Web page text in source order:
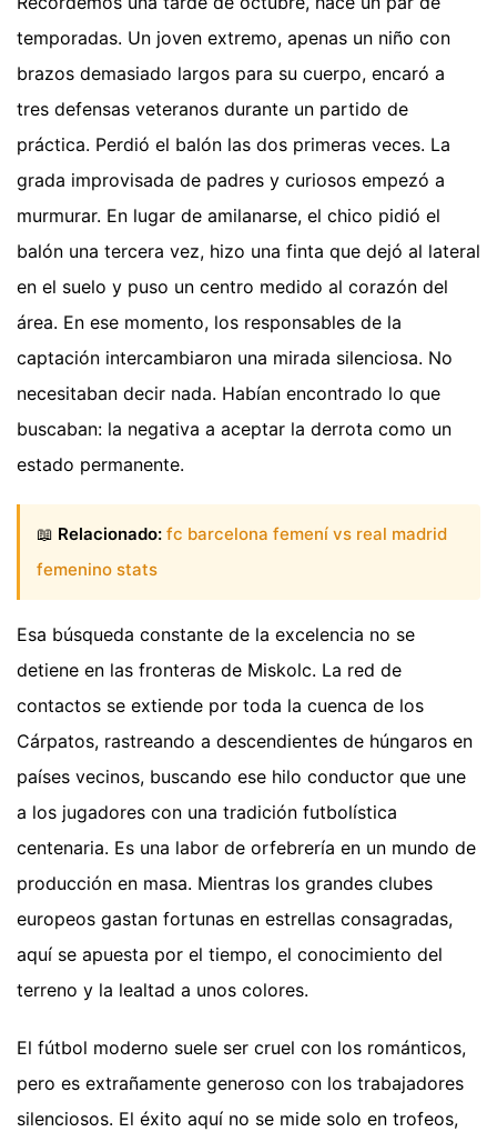
temporadas. Un joven extremo, apenas un niño con
brazos demasiado largos para su cuerpo, encaró a
tres defensas veteranos durante un partido de
práctica. Perdió el balón las dos primeras veces. La
grada improvisada de padres y curiosos empezó a
murmurar. En lugar de amilanarse, el chico pidió el
balón una tercera vez, hizo una finta que dejó al lateral
en el suelo y puso un centro medido al corazón del
área. En ese momento, los responsables de la
captación intercambiaron una mirada silenciosa. No
necesitaban decir nada. Habían encontrado lo que
buscaban: la negativa a aceptar la derrota como un
estado permanente.
📖 Relacionado: fc barcelona femení vs real madrid
femenino stats
Esa búsqueda constante de la excelencia no se
detiene en las fronteras de Miskolc. La red de
contactos se extiende por toda la cuenca de los
Cárpatos, rastreando a descendientes de húngaros en
países vecinos, buscando ese hilo conductor que une
a los jugadores con una tradición futbolística
centenaria. Es una labor de orfebrería en un mundo de
producción en masa. Mientras los grandes clubes
europeos gastan fortunas en estrellas consagradas,
aquí se apuesta por el tiempo, el conocimiento del
terreno y la lealtad a unos colores.
El fútbol moderno suele ser cruel con los románticos,
pero es extrañamente generoso con los trabajadores
silenciosos. El éxito aquí no se mide solo en trofeos,